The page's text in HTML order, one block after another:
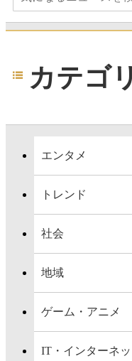
カテゴ
エンタメ
トレンド
社会
地域
ゲーム・アニメ
IT・インターネッ